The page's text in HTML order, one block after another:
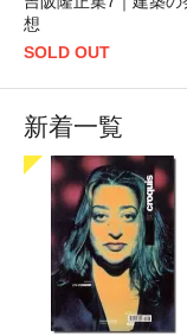
想
SOLD OUT
新着一覧